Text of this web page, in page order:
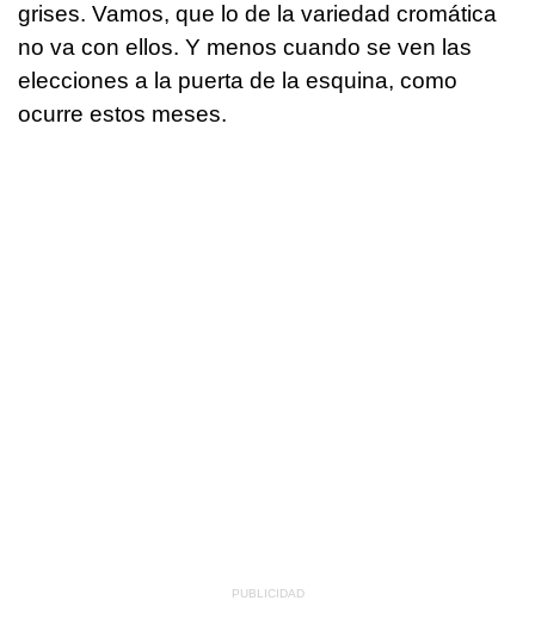
grises. Vamos, que lo de la variedad cromática
no va con ellos. Y menos cuando se ven las
elecciones a la puerta de la esquina, como
ocurre estos meses.